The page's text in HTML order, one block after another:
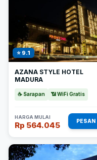
⭐ 9.1
AZANA STYLE HOTEL
MADURA
☕ Sarapan 📶 WiFi Gratis
HARGA MULAI
Rp 564.045 PESAN